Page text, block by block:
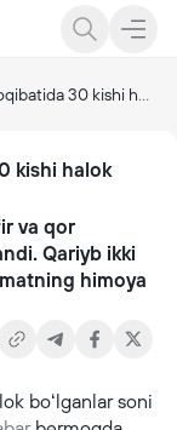
30 kishi halok boʻldi
kishi halok
va qor
Qariyb ikki
himoya
boʻlganlar soni